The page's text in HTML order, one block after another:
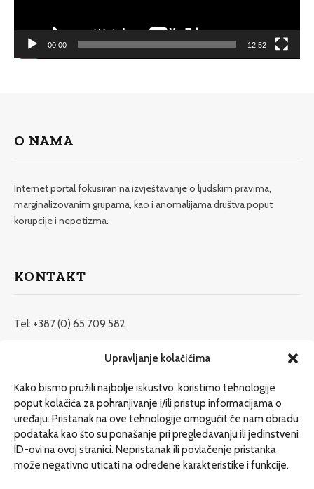
Upravljanje kolačićima
Kako bismo pružili najbolje iskustvo, koristimo tehnologije
poput kolačića za pohranjivanje i/ili pristup informacijama o
uređaju. Pristanak na ove tehnologije omogućit će nam obradu
podataka kao što su ponašanje pri pregledavanju ili jedinstveni
ID-ovi na ovoj stranici. Nepristanak ili povlačenje pristanka
može negativno uticati na određene karakteristike i funkcije.
00:00 12:52
O NAMA
Internet portal fokusiran na izvještavanje o ljudskim pravima,
marginalizovanim grupama, kao i anomalijama društva poput
korupcije i nepotizma.
KONTAKT
Tel: +387 (0) 65 709 582
redakcija@etrafika.net
Dosije
Drugi pišu
Društvo